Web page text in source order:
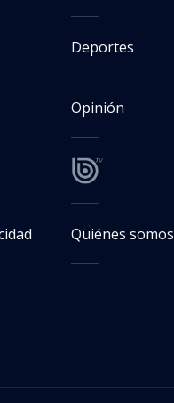
Deportes
Opinión
Quiénes somos